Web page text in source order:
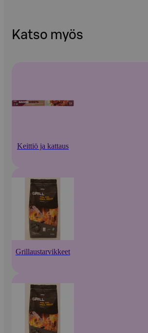
Katso myös
Keittiö ja kattaus
Grillaustarvikkeet